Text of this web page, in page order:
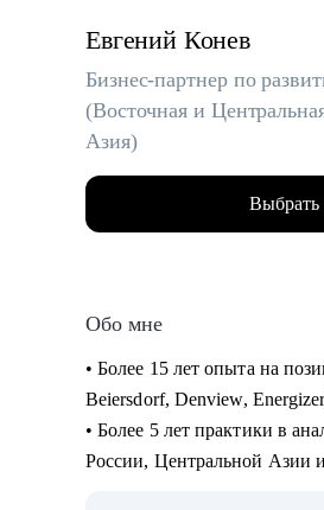
Евгений Конев
Бизнес-партнер по
(Восточная и
Азия)
Выбрать
Обо мне
• Более 15 лет опыта на
Beiersdorf, Denview,
• Более 5 лет практики в
России, Центральной Азии